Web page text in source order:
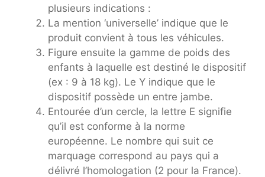
plusieurs indications :
La mention ‘universelle’ indique que le
produit convient à tous les véhicules.
Figure ensuite la gamme de poids des
enfants à laquelle est destiné le dispositif
(ex : 9 à 18 kg). Le Y indique que le
dispositif possède un entre jambe.
Entourée d’un cercle, la lettre E signifie
qu’il est conforme à la norme
européenne. Le nombre qui suit ce
marquage correspond au pays qui a
délivré l’homologation (2 pour la France).